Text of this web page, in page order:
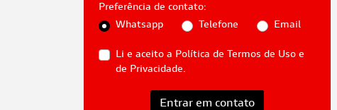
Preferência de contato:
Whatsapp
Telefone Email
Li e aceito a Política de Termos de Uso e
de Privacidade.
Entrar em contato